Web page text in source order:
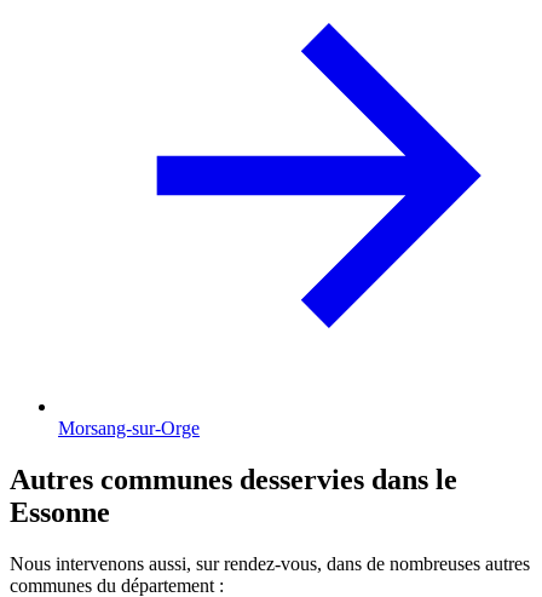
Morsang-sur-Orge
Autres communes desservies dans le
Essonne
Nous intervenons aussi, sur rendez-vous, dans de nombreuses autres
communes du département :